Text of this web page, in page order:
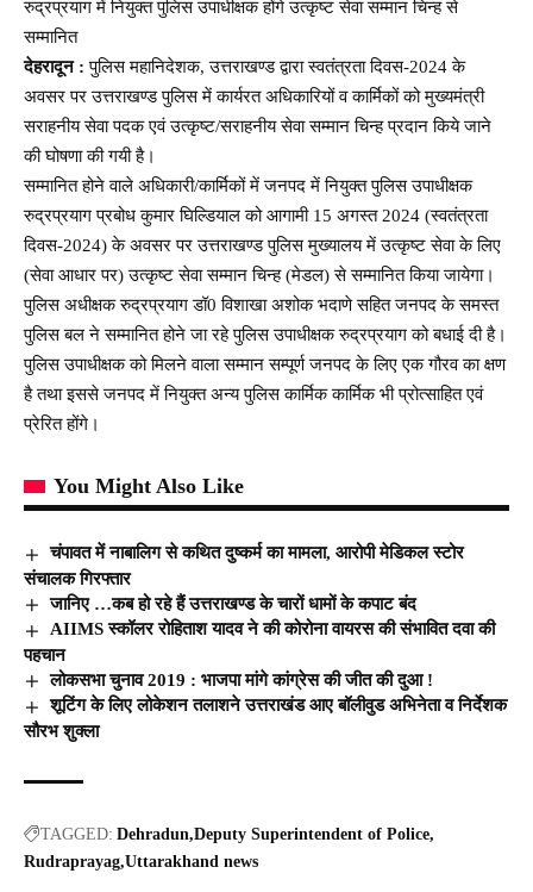
रुद्रप्रयाग में नियुक्त पुलिस उपाधीक्षक होंगे उत्कृष्ट सेवा सम्मान चिन्ह से
सम्मानित
देहरादून : पुलिस महानिदेशक, उत्तराखण्ड द्वारा स्वतंत्रता दिवस-2024 के
अवसर पर उत्तराखण्ड पुलिस में कार्यरत अधिकारियों व कार्मिकों को मुख्यमंत्री
सराहनीय सेवा पदक एवं उत्कृष्ट/सराहनीय सेवा सम्मान चिन्ह प्रदान किये जाने
की घोषणा की गयी है।
सम्मानित होने वाले अधिकारी/कार्मिकों में जनपद में नियुक्त पुलिस उपाधीक्षक
रुद्रप्रयाग प्रबोध कुमार घिल्डियाल को आगामी 15 अगस्त 2024 (स्वतंत्रता
दिवस-2024) के अवसर पर उत्तराखण्ड पुलिस मुख्यालय में उत्कृष्ट सेवा के लिए
(सेवा आधार पर) उत्कृष्ट सेवा सम्मान चिन्ह (मेडल) से सम्मानित किया जायेगा।
पुलिस अधीक्षक रुद्रप्रयाग डॉ0 विशाखा अशोक भदाणे सहित जनपद के समस्त
पुलिस बल ने सम्मानित होने जा रहे पुलिस उपाधीक्षक रुद्रप्रयाग को बधाई दी है।
पुलिस उपाधीक्षक को मिलने वाला सम्मान सम्पूर्ण जनपद के लिए एक गौरव का क्षण
है तथा इससे जनपद में नियुक्त अन्य पुलिस कार्मिक कार्मिक भी प्रोत्साहित एवं
प्रेरित होंगे।
You Might Also Like
चंपावत में नाबालिग से कथित दुष्कर्म का मामला, आरोपी मेडिकल स्टोर
संचालक गिरफ्तार
जानिए …कब हो रहे हैं उत्तराखण्ड के चारों धामों के कपाट बंद
AIIMS स्कॉलर रोहिताश यादव ने की कोरोना वायरस की संभावित दवा की
पहचान
लोकसभा चुनाव 2019 : भाजपा मांगे कांग्रेस की जीत की दुआ !
शूटिंग के लिए लोकेशन तलाशने उत्तराखंड आए बॉलीवुड अभिनेता व निर्देशक
सौरभ शुक्ला
TAGGED: Dehradun Deputy Superintendent of Police
Rudraprayag Uttarakhand news